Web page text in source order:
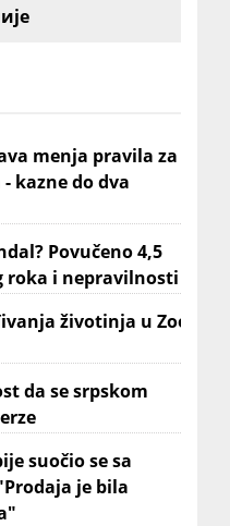
menja pravila za
kazne do dva
Povučeno 4,5
roka i nepravilnosti
životinja u Zoo
da se srpskom
suočio se sa
je bila